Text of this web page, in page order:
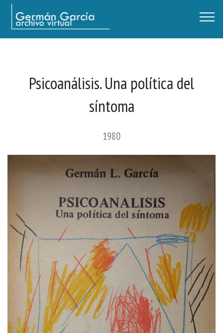
Germán García - Archivo Virtual / Centro Descartes, Buenos Aires
Psicoanálisis. Una política del
síntoma
1980